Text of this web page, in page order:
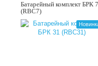
Батарейный комплект БРК 7
(RBC7)